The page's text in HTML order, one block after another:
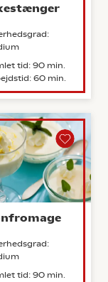
tid: 90 min.
60 min.
tid: 90 min.